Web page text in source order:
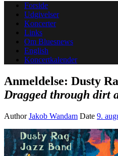
Forside
Udgivelser
Koncerter
Links
Om Bluesnews
English
Koncertkalender
Anmeldelse: Dusty
Dragged through dirt
AuthorJakob Wandam Date 9.